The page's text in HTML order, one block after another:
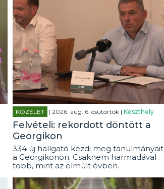
KÖZÉLET | 2026. aug. 6. csütörtök | Keszthely
Felvételi: rekordott döntött a
Georgikon
334 új hallgató kezdi meg tanulmányait
a Georgikonon. Csaknem harmadával
több, mint az elmúlt évben.